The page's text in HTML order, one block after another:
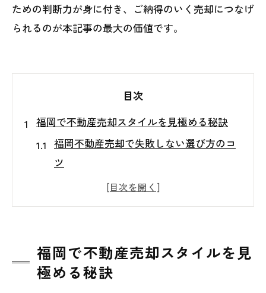
ための判断力が身に付き、ご納得のいく売却につなげ
られるのが本記事の最大の価値です。
目次
福岡で不動産売却スタイルを見極める秘訣
福岡不動産売却で失敗しない選び方のコ
ツ
不動産売却福岡で重視すべき相場感とは
福岡の不動産売却査定方法を徹底比較
軸
不動産買取業者ランキング福岡活用の注
福岡で不動産売却スタイルを見
極める秘訣